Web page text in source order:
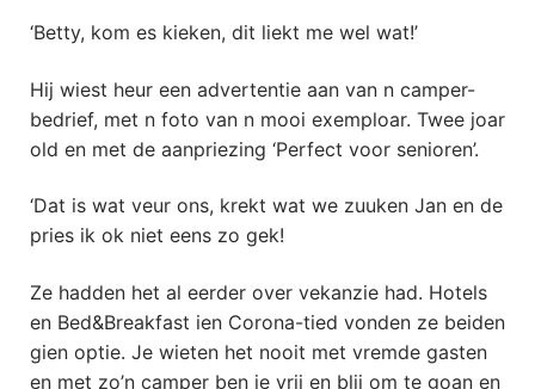
‘Betty, kom es kieken, dit liekt me wel wat!’
Hij wiest heur een advertentie aan van n camper-
bedrief, met n foto van n mooi exemploar. Twee joar
old en met de aanpriezing ‘Perfect voor senioren’.
‘Dat is wat veur ons, krekt wat we zuuken Jan en de
pries ik ok niet eens zo gek!
Ze hadden het al eerder over vekanzie had. Hotels
en Bed&Breakfast ien Corona-tied vonden ze beiden
gien optie. Je wieten het nooit met vremde gasten
en met zo’n camper ben je vrij en blij om te goan en